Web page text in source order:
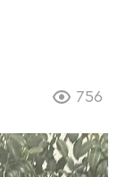
756